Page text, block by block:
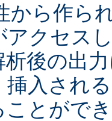
から作ら
アクセス
析後の出
挿入され
ことがで